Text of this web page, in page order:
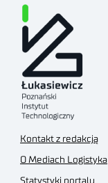
Kontakt z redakcją
O Mediach Logistyka
Statystyki portalu